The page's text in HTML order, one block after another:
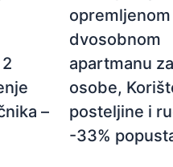
–
opremljenom
dvosobnom
apartmanu
osobe,
posteljine i
-33%